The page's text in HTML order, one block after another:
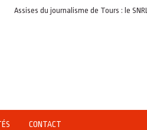
du journalisme de Tours : le SNRL
CONTACT